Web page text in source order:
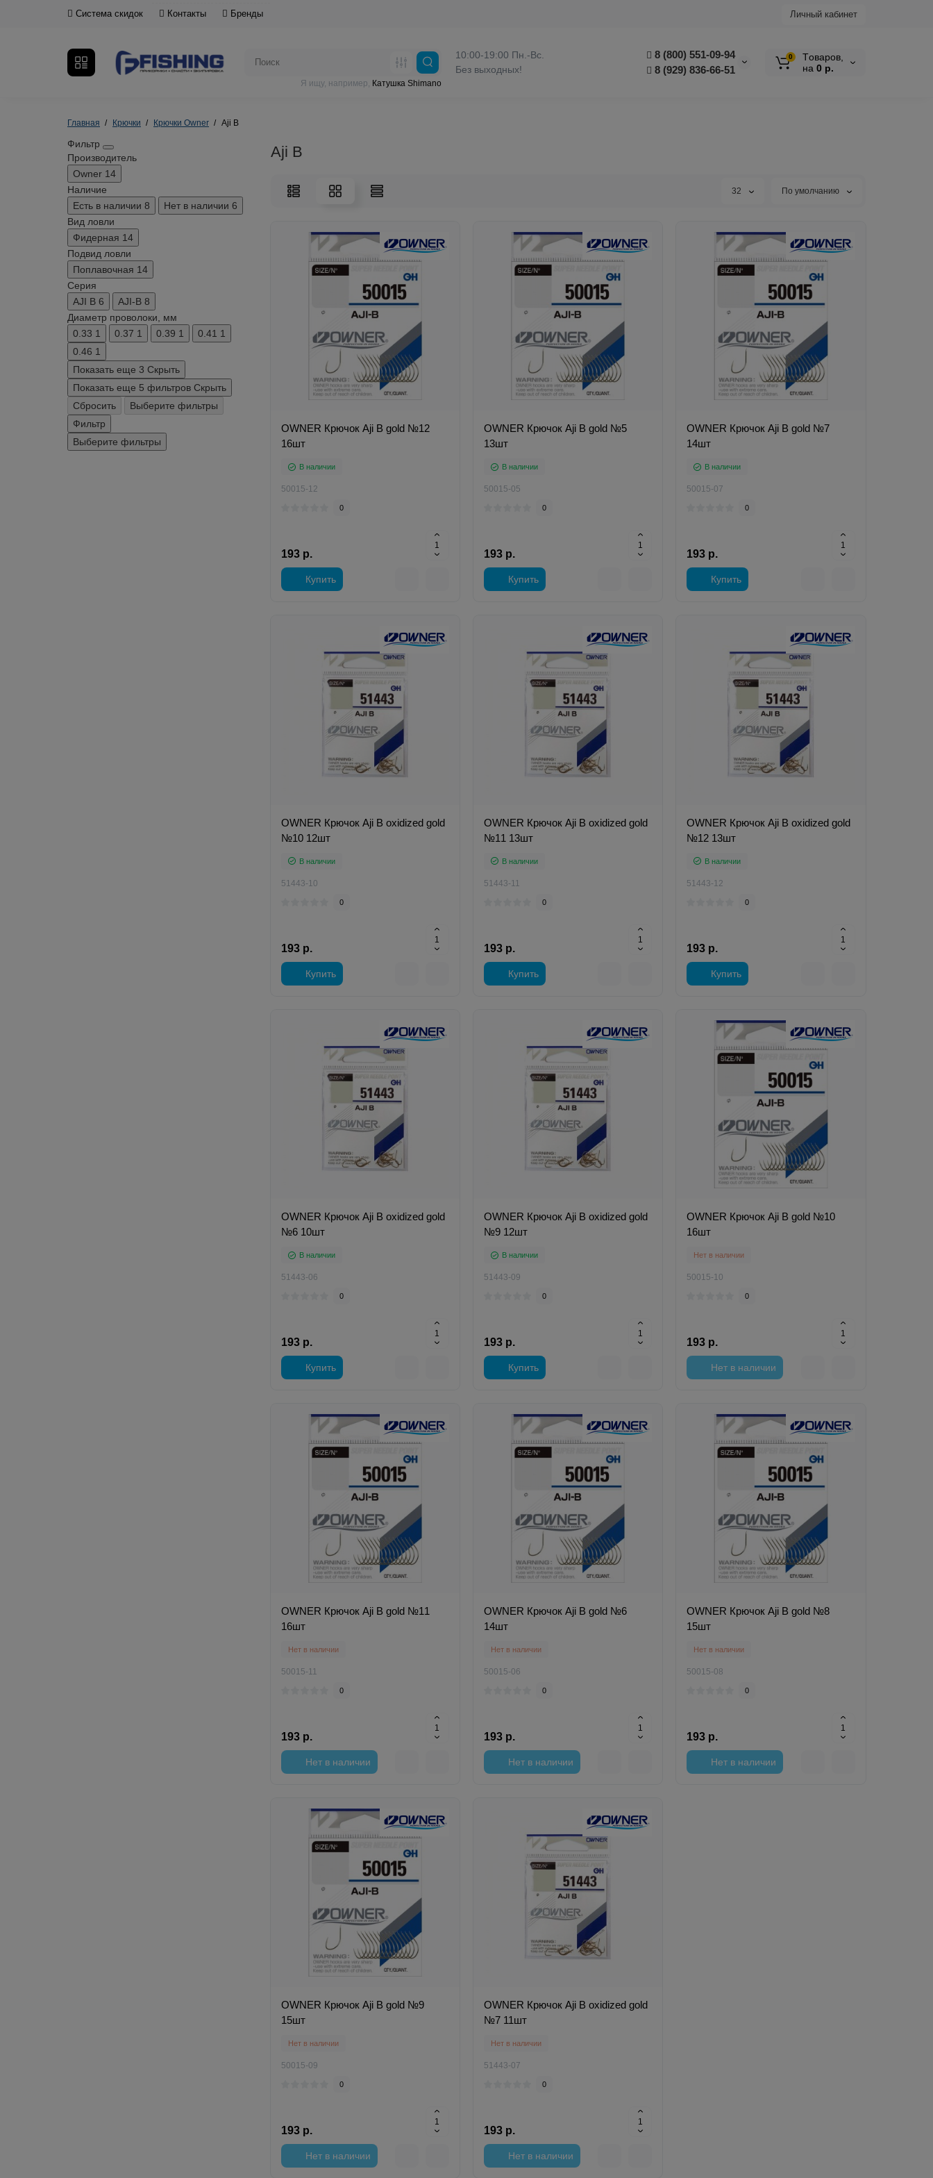
Система скидок Контакты Бренды Личный кабинет
10:00-19:00 Пн.-Вс.
Без выходных!
8 (800) 551-09-94
8 (929) 836-66-51
Я ищу, например, Катушка Shimano
0
Tоваров,
на 0 р.
Главная Крючки Крючки Owner Aji B
Фильтр
Производитель
Owner 14
Наличие
Есть в наличии 8 Нет в наличии 6
Вид ловли
Фидерная 14
Подвид ловли
Поплавочная 14
Серия
AJI B 6 AJI-B 8
Диаметр проволоки, мм
0.33 1 0.37 1 0.39 1 0.41 1
0.46 1
Показать еще 3 Скрыть
Показать еще 5 фильтров Скрыть
Сбросить
Выберите фильтры
Фильтр
Выберите фильтры
Aji B
32 По умолчанию
OWNER Крючок Aji B gold №12
16шт
В наличии
50015-12
0
193 р.
Купить
OWNER Крючок Aji B gold №5
13шт
В наличии
50015-05
0
193 р.
Купить
OWNER Крючок Aji B gold №7
14шт
В наличии
50015-07
0
193 р.
Купить
OWNER Крючок Aji B oxidized gold
№10 12шт
В наличии
51443-10
0
193 р.
Купить
OWNER Крючок Aji B oxidized gold
№11 13шт
В наличии
51443-11
0
193 р.
Купить
OWNER Крючок Aji B oxidized gold
№12 13шт
В наличии
51443-12
0
193 р.
Купить
OWNER Крючок Aji B oxidized gold
№6 10шт
В наличии
51443-06
0
193 р.
Купить
OWNER Крючок Aji B oxidized gold
№9 12шт
В наличии
51443-09
0
193 р.
Купить
OWNER Крючок Aji B gold №10
16шт
Нет в наличии
50015-10
0
193 р.
Нет в наличии
OWNER Крючок Aji B gold №11
16шт
Нет в наличии
50015-11
0
193 р.
Нет в наличии
OWNER Крючок Aji B gold №6
14шт
Нет в наличии
50015-06
0
193 р.
Нет в наличии
OWNER Крючок Aji B gold №8
15шт
Нет в наличии
50015-08
0
193 р.
Нет в наличии
OWNER Крючок Aji B gold №9
15шт
Нет в наличии
50015-09
0
193 р.
Нет в наличии
OWNER Крючок Aji B oxidized gold
№7 11шт
Нет в наличии
51443-07
0
193 р.
Нет в наличии